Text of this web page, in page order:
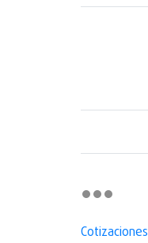
Cotizaciones